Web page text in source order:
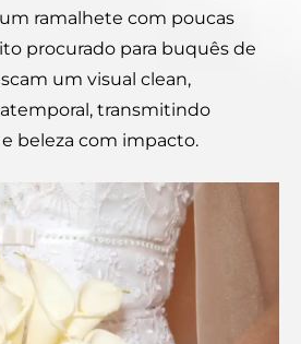
ramalhete com poucas
procurado para buquês de
um visual clean,
transmitindo
beleza com impacto.